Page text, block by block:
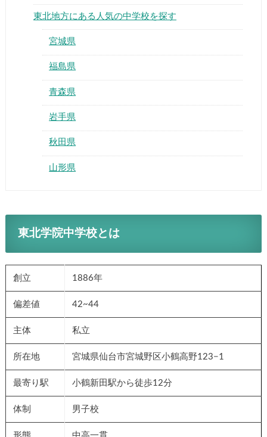
▶
東北地方にある人気の中学校を探す
宮城県
福島県
青森県
岩手県
秋田県
山形県
東北学院中学校とは
創立 1886年
偏差値 42~44
主体 私立
所在地 宮城県仙台市宮城野区小鶴高野123−1
最寄り駅 小鶴新田駅から徒歩12分
体制 男子校
形態 中高一貫